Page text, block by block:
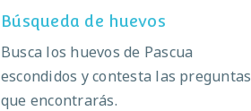
Búsqueda de huevos
Busca los huevos de Pascua
escondidos y contesta las preguntas
que encontrarás.